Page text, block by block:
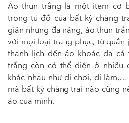
Áo thun trắng là một item cơ
trong tủ đồ của bất kỳ chàng
giản nhưng đa năng, áo thun
với mọi loại trang phục, từ quần
thanh lịch đến áo khoác da cá
trắng còn có thể diện ở nhiều
khác nhau như đi chơi, đi
mà bất kỳ chàng trai nào cũng
áo của mình.